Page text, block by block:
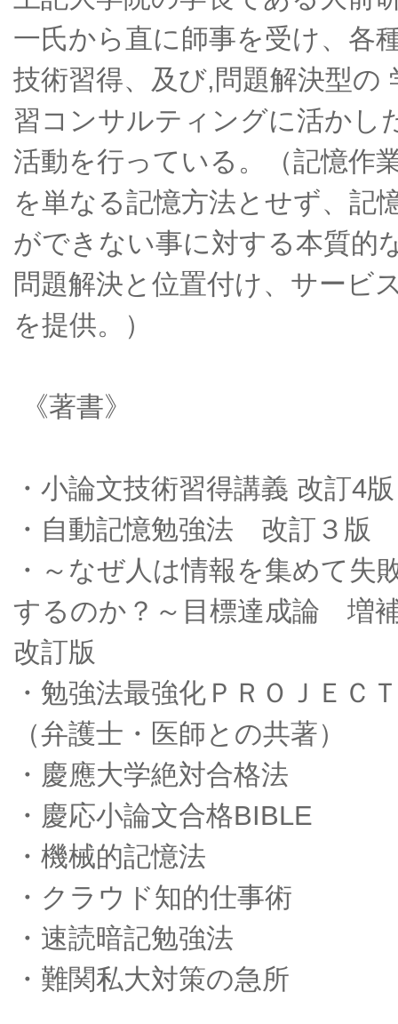
一氏から直に師事を受け、各
技術習得、及び,問題解決型の
習コンサルティングに活かし
活動を行っている。（記憶作
を単なる記憶方法とせず、記
ができない事に対する本質的
問題解決と位置付け、サービ
を提供。）
《著書》
・小論文技術習得講義 改訂4版
・自動記憶勉強法 改訂３版
・～なぜ人は情報を集めて失
するのか？～目標達成論 増
改訂版
・勉強法最強化ＰＲＯＪＥＣＴ
（弁護士・医師との共著）
・慶應大学絶対合格法
・慶応小論文合格BIBLE
・機械的記憶法
・クラウド知的仕事術
・速読暗記勉強法
・難関私大対策の急所